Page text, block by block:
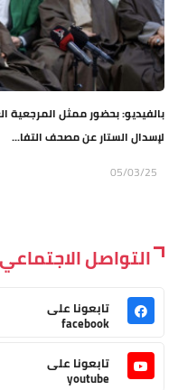
بالفيديو: بحضور ممثل المرجعية
لإسدال الستار عن مصحف التفا...
05/03/25
التواصل الاجتماعي
تابعونا على
facebook
تابعونا على
youtube